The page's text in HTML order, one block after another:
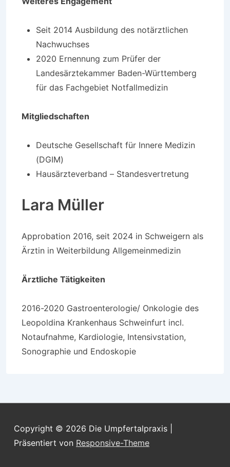
Seit 2014 Ausbildung des notärztlichen
Nachwuchses
2020 Ernennung zum Prüfer der
Landesärztekammer Baden-Württemberg
für das Fachgebiet Notfallmedizin
Mitgliedschaften
Deutsche Gesellschaft für Innere Medizin
(DGIM)
Hausärzteverband – Standesvertretung
Lara Müller
Approbation 2016, seit 2024 in Schweigern als
Ärztin in Weiterbildung Allgemeinmedizin
Ärztliche Tätigkeiten
2016-2020 Gastroenterologie/ Onkologie des
Leopoldina Krankenhaus Schweinfurt incl.
Notaufnahme, Kardiologie, Intensivstation,
Sonographie und Endoskopie
Copyright © 2026 Die Umpfertalpraxis
Präsentiert von Responsive-Theme